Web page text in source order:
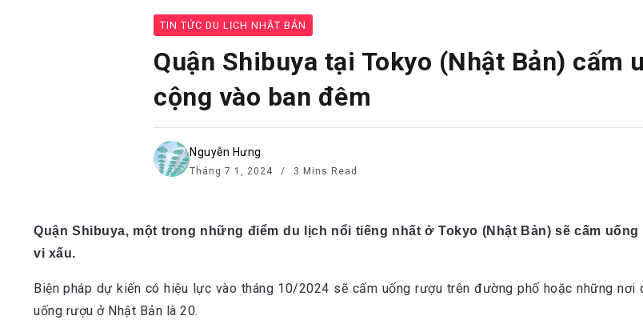
TIN TỨC DU LỊCH NHẬT BẢN
Quận Shibuya tại Tokyo (Nhật Bản) cấm
cộng vào ban đêm
Nguyễn Hưng
Tháng 7 1, 2024 3 Mins Read
Quận Shibuya, một trong những điểm du lịch nổi tiếng nhất ở Tokyo (Nhật Bản) sẽ cấm
vi xấu.
Biện pháp dự kiến có hiệu lực vào tháng 10/2024 sẽ cấm uống rượu trên đường phố hoặc những
uống rượu ở Nhật Bản là 20.